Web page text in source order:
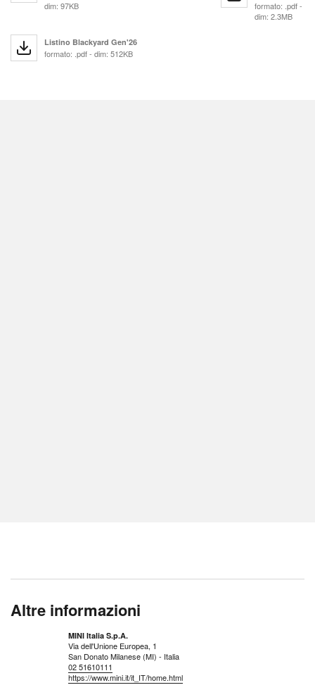
dim: 97KB
formato: .pdf -
dim: 2.3MB
Listino Blackyard Gen'26
formato: .pdf - dim: 512KB
Altre informazioni
MINI Italia S.p.A.
Via dell'Unione Europea, 1
San Donato Milanese (MI) - Italia
02 51610111
https://www.mini.it/it_IT/home.html